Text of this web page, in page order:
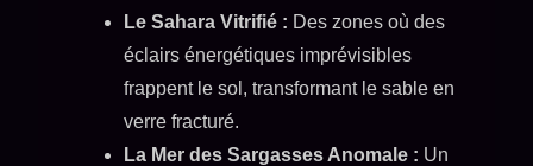
Le Sahara Vitrifié : Des zones où des
éclairs énergétiques imprévisibles
frappent le sol, transformant le sable en
verre fracturé.
La Mer des Sargasses Anomale : Un